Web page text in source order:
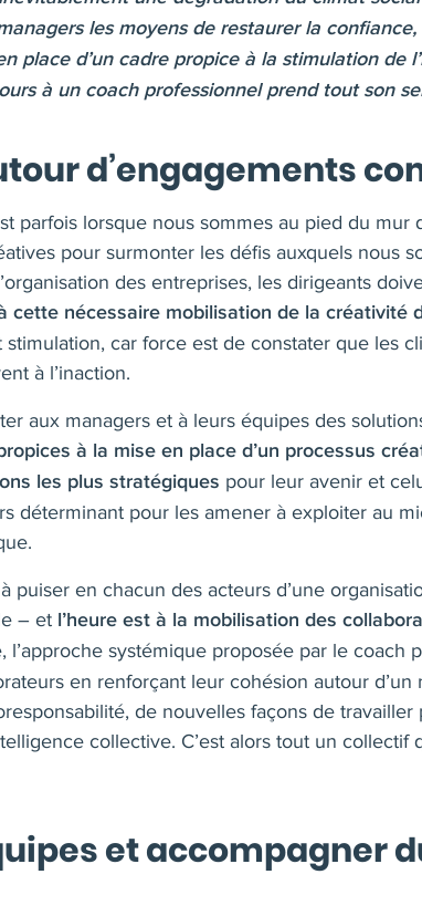
les moyens de restaurer la
place d’un cadre propice à la stimulation de
à un coach professionnel prend tout son
d’engagements
parfois lorsque nous sommes au pied du
pour surmonter les défis auxquels nous
des entreprises, les dirigeants
cette nécessaire mobilisation de la créativité
car force est de constater que les
à l’inaction.
aux managers et à leurs équipes des
à la mise en place d’un processus
les plus stratégiques pour leur avenir et
déterminant pour les amener à exploiter au
puiser en chacun des acteurs d’une
– et l’heure est à la mobilisation des
l’approche systémique proposée par le coach
en renforçant leur cohésion autour
de nouvelles façons de
collective. C’est alors tout un
et accompagner